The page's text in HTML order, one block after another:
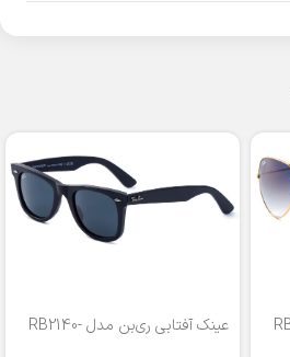
عینک آفتابی ری‌بن مدل RB2140-